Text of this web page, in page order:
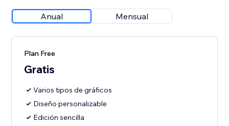
Anual Mensual
Plan Free
Gratis
Varios tipos de gráficos
Diseño personalizable
Edición sencilla